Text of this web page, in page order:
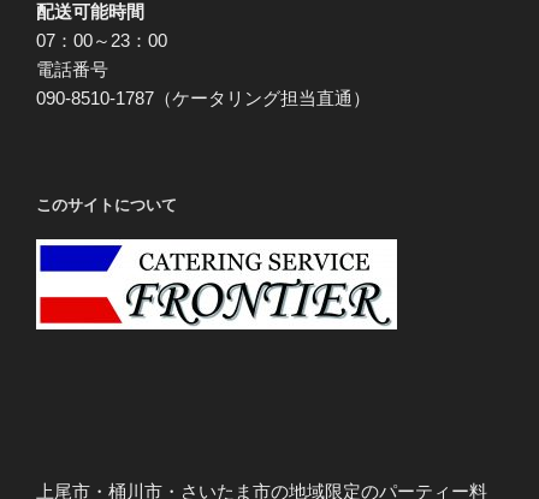
配送可能時間
07：00～23：00
電話番号
090-8510-1787（ケータリング担当直通）
このサイトについて
上尾市・桶川市・さいたま市の地域限定のパーティー料